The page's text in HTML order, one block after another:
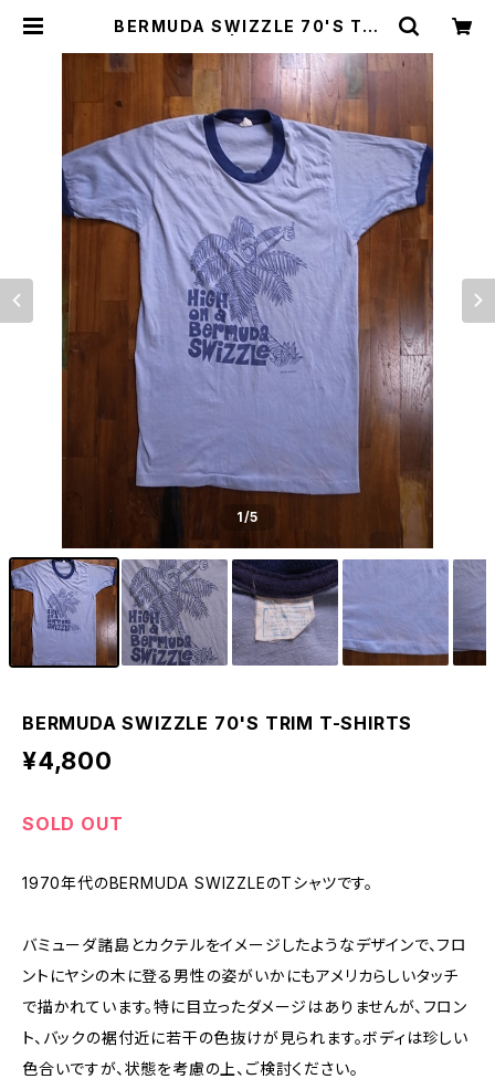
BERMUDA SWIZZLE 70'S TRI
1/5
BERMUDA SWIZZLE 70'S TRIM T-SHIRTS
¥4,800
SOLD OUT
1970年代のBERMUDA SWIZZLEのTシャツです。
バミューダ諸島とカクテルをイメージしたようなデザインで、フロ
ントにヤシの木に登る男性の姿がいかにもアメリカらしいタッチ
で描かれています。特に目立ったダメージはありませんが、フロン
ト、バックの裾付近に若干の色抜けが見られます。ボディは珍しい
色合いですが、状態を考慮の上、ご検討ください。